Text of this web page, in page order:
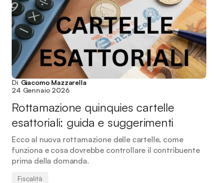
Di Giacomo Mazzarella
24 Gennaio 2026
Rottamazione quinquies cartelle
esattoriali: guida e suggerimenti
Ecco al nuova rottamazione delle cartelle, come
funziona e cosa dovrebbe controllare il contribuente
prima della domanda.
Fiscalità